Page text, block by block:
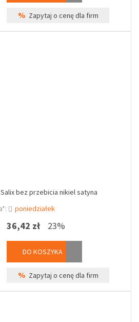
% Zapytaj o cenę dla firm
bez przebicia nikiel satyna
poniedziałek
36,42 zł 23%
DO KOSZYKA
% Zapytaj o cenę dla firm